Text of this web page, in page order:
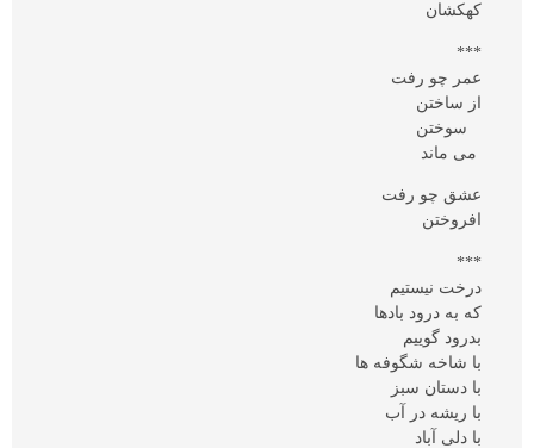
کهکشان
***
عمر چو رفت
از ساختن
سوختن
می ماند
عشق چو رفت
افروختن
***
درخت نیستیم
که به درود بادها
بدرود گوییم
با شاخه شگوفه ها
با دستان سبز
با ریشه در آب
با دلی آباد